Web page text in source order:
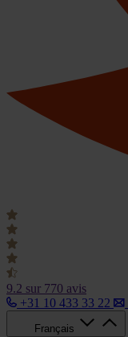
9.2 sur 770 avis
+31 10 433 33 22
Français